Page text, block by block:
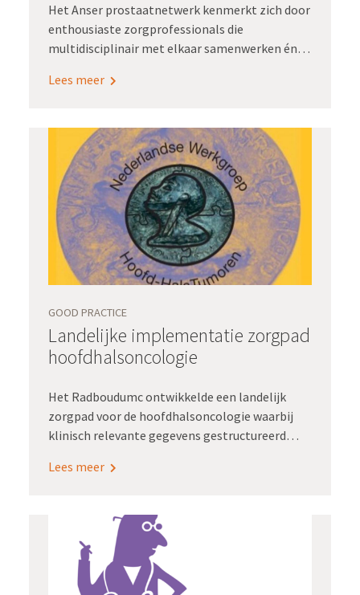
Het Anser prostaatnetwerk kenmerkt zich door
enthousiaste zorgprofessionals die
multidisciplinair met elkaar samenwerken én
registreren voor hergebruik voor elkaar te
aan de bron op om hier handen en voeten aan te
geven.
Lees meer
GOOD PRACTICE
Landelijke implementatie zorgpad
hoofdhalsoncologie
Het Radboudumc ontwikkelde een landelijk
zorgpad voor de hoofdhalsoncologie waarbij
klinisch relevante gegevens gestructureerd
ondersteunde de implementatie van dit
Leeuwenhoek.
Lees meer